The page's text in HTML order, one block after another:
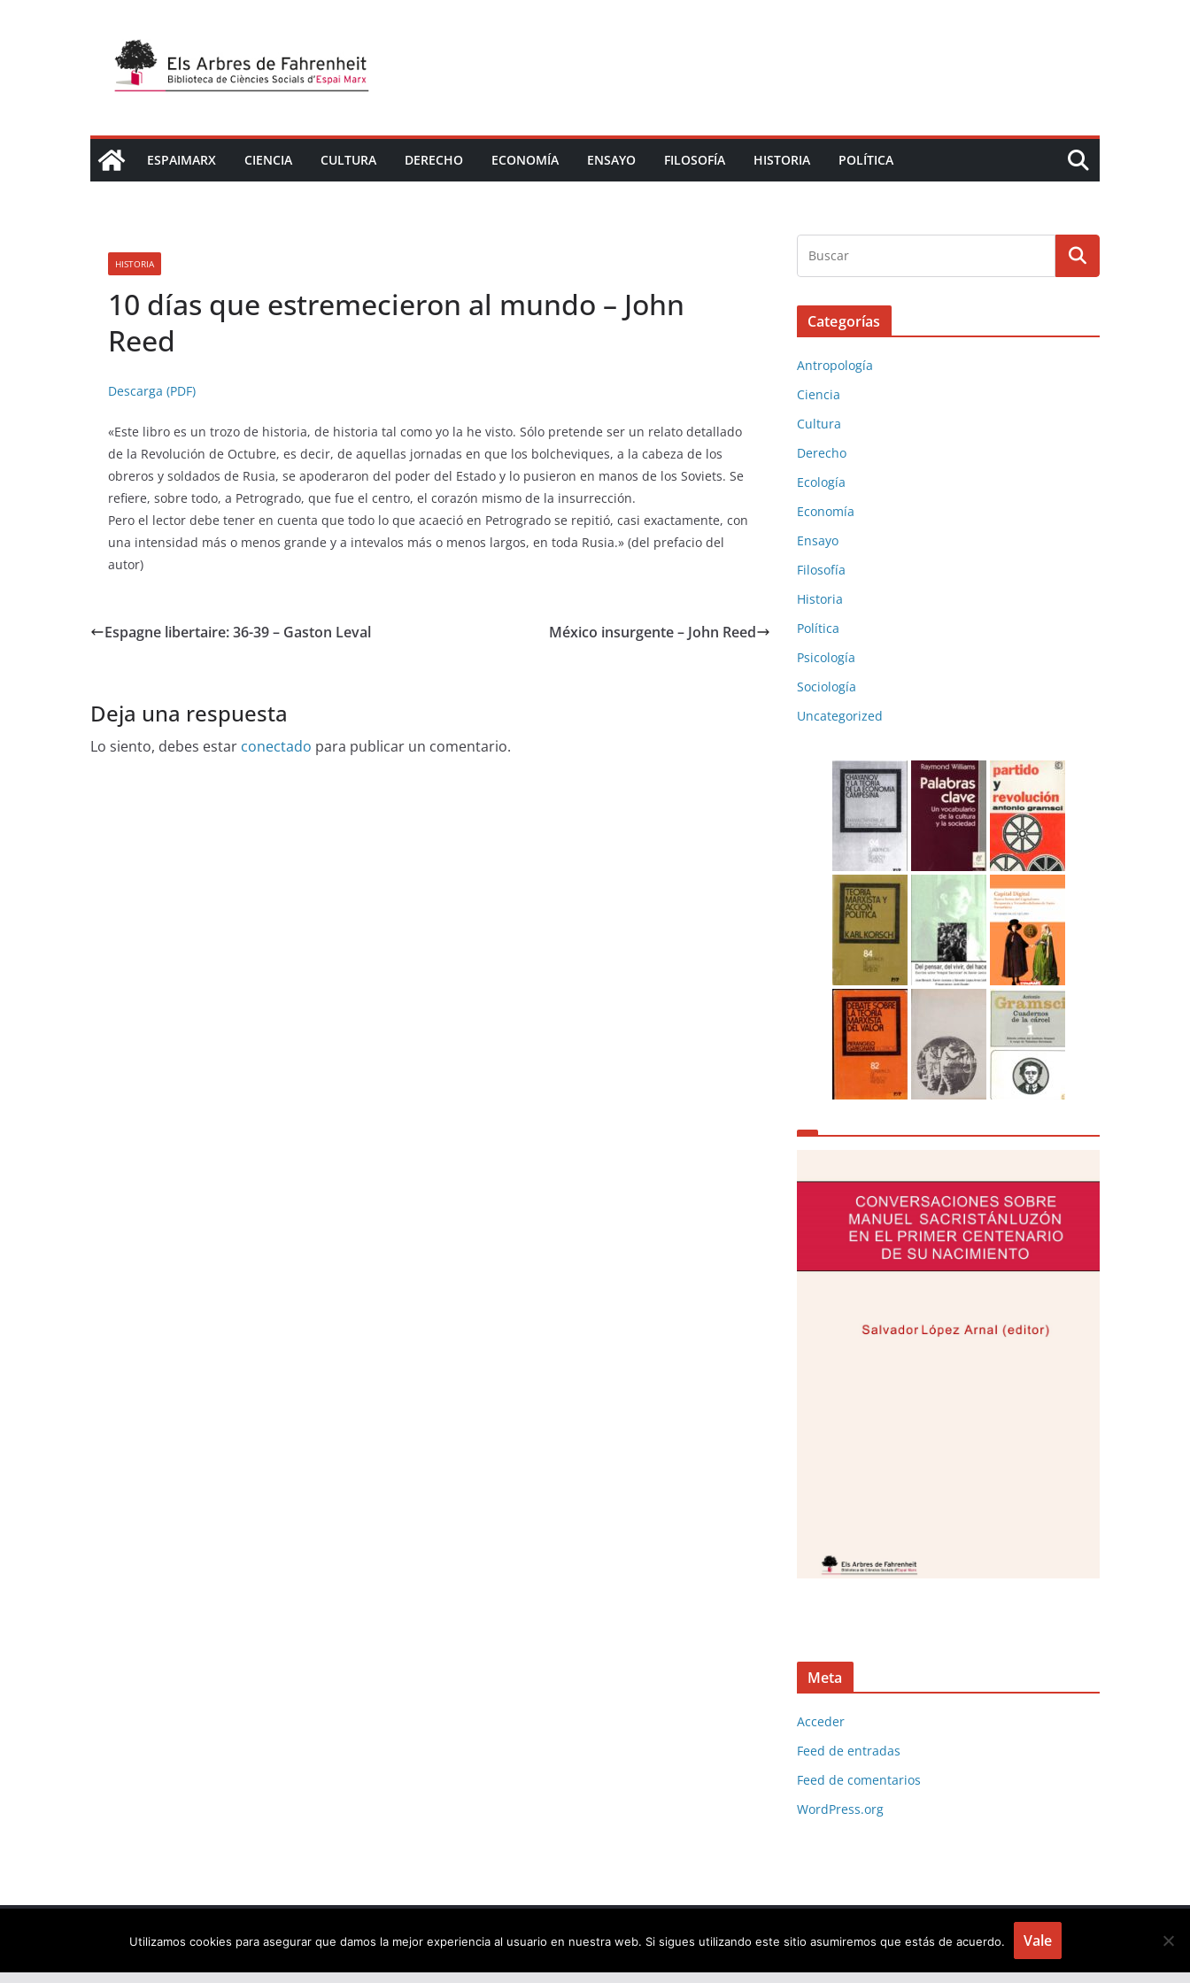
ESPAIMARX CIENCIA CULTURA DERECHO ECONOMÍA ENSAYO FILOSOFÍA HISTORIA POLÍTICA
HISTORIA
10 días que estremecieron al mundo – John
Reed
Descarga (PDF)
«Este libro es un trozo de historia, de historia tal como yo la he visto. Sólo pretende ser un relato detallado
de la Revolución de Octubre, es decir, de aquellas jornadas en que los bolcheviques, a la cabeza de los
obreros y soldados de Rusia, se apoderaron del poder del Estado y lo pusieron en manos de los Soviets. Se
refiere, sobre todo, a Petrogrado, que fue el centro, el corazón mismo de la insurrección.
Pero el lector debe tener en cuenta que todo lo que acaeció en Petrogrado se repitió, casi exactamente, con
una intensidad más o menos grande y a intevalos más o menos largos, en toda Rusia.» (del prefacio del
autor)
Espagne libertaire: 36-39 – Gaston Leval México insurgente – John Reed
Deja una respuesta
Lo siento, debes estar conectado para publicar un comentario.
Categorías
Antropología
Ciencia
Cultura
Derecho
Ecología
Economía
Ensayo
Filosofía
Historia
Política
Psicología
Sociología
Uncategorized
Meta
Acceder
Feed de entradas
Feed de comentarios
WordPress.org
Copyright © 2026 Els arbres de Fahrenheit: biblioteca virtual
. Todos los derechos reservados.
Utilizamos cookies para asegurar que damos la mejor experiencia al usuario en nuestra web. Si sigues utilizando este sitio asumiremos que estás de acuerdo. Vale